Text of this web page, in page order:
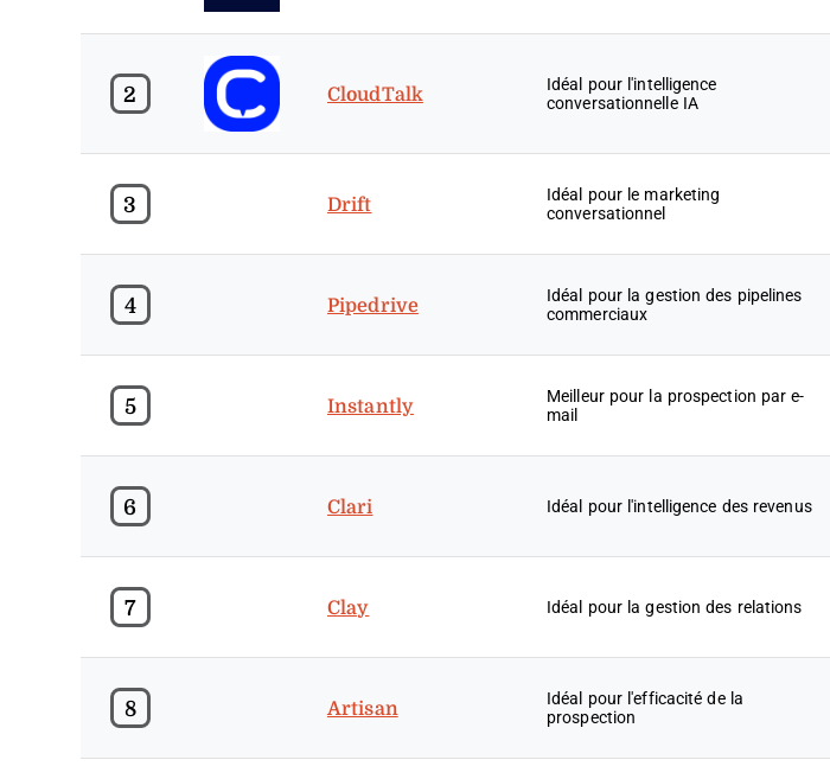
2 CloudTalk
Idéal pour l'intelligence
conversationnelle IA
3 Drift
Idéal pour le marketing
conversationnel
4 Pipedrive
Idéal pour la gestion des pipelines
commerciaux
5 Instantly
Meilleur pour la prospection par e-
mail
6 Clari Idéal pour l'intelligence des revenus
7 Clay Idéal pour la gestion des relations
8 Artisan
Idéal pour l'efficacité de la
prospection